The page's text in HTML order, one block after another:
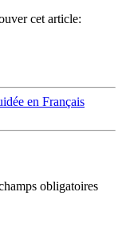
cet article:
en Français
obligatoires